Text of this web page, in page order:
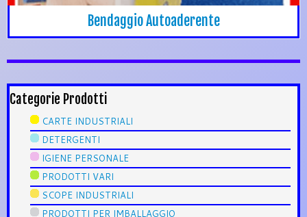
Bendaggio Autoaderente
Categorie Prodotti
CARTE INDUSTRIALI
DETERGENTI
IGIENE PERSONALE
PRODOTTI VARI
SCOPE INDUSTRIALI
PRODOTTI PER IMBALLAGGIO